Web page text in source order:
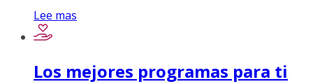
Lee mas
Los mejores programas para ti